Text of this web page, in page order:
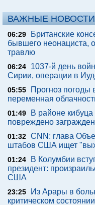
ВАЖНЫЕ НОВОСТИ
06:29
Британские
бывшего неонациста,
травлю
06:24
1037-й день
Сирии, операции в
05:55
Прогноз погоды
переменная
01:49
В районе
повреждено
01:32 CNN: глава
штабов США ищет
01:24
В Колумбии
президент:
США
23:25
Из Арары в
критическом